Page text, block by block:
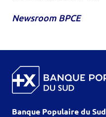
Newsroom BPCE
Banque Populaire du Sud